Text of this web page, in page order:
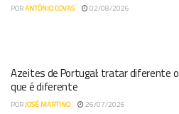
PORANTÓNIO COVAS 02/08/2026
Azeites de Portugal: tratar diferente o
que é diferente
PORJOSÉ MARTINO 26/07/2026